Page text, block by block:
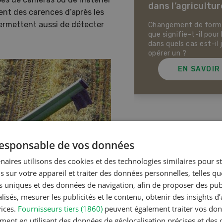
des carences d’après les
aussi de détecter
pour la production
et la production animale
Pistes pour se protéger
EN SAVOIR PLUS
dans
Changement de
que signifie-t-il pour
dans quels cas est-il
opérer un ?
EN
Articles les plus lues
Production
Noms
en
de vos données
utilisons des cookies et des technologies similaires pour
sur votre appareil et traiter des données personnelles, telles
uniques et des données de navigation, afin de proposer des
mesurer les publicités et le contenu, obtenir des insights
Fournisseurs tiers (1860) peuvent également traiter vos